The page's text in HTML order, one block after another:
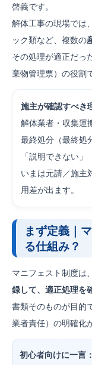
啓義です。
解体工事の現場では
ック類など、複数の
その処理が適正だっ
棄物管理票）の役割
施主が確認すべき
解体業者・収集運
最終処分（最終処
「説明できない」
いまは元請／施主
用差が出ます。
まず定義｜
る仕組み？
マニフェスト制度は
録して、適正処理を
書類そのものが目的
業者責任）の明確化
初心者向けに一言：